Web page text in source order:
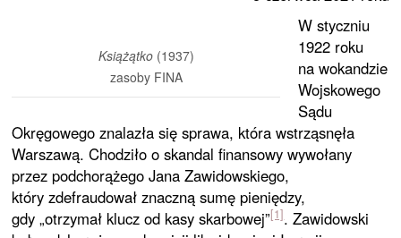
Książątko(1937)
zasoby FINA
W styczniu
1922 roku
na wokandzie
Wojskowego
Sądu
Okręgowego znalazła się sprawa, która wstrząsnęła
Warszawą. Chodziło o skandal finansowy wywołany
przez podchorążego Jana Zawidowskiego,
który zdefraudował znaczną sumę pieniędzy,
gdy „otrzymał klucz od kasy skarbowej”[1]. Zawidowski